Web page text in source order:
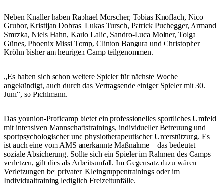
Neben Knaller haben Raphael Morscher, Tobias Knoflach, Nico
Grubor, Kristijan Dobras, Lukas Tursch, Patrick Puchegger, Armand
Smrzka, Niels Hahn, Karlo Lalic, Sandro-Luca Molner, Tolga
Günes, Phoenix Missi Tomp, Clinton Bangura und Christopher
Kröhn bisher am heurigen Camp teilgenommen.
„Es haben sich schon weitere Spieler für nächste Woche
angekündigt, auch durch das Vertragsende einiger Spieler mit 30.
Juni“, so Pichlmann.
Das younion-Proficamp bietet ein professionelles sportliches Umfeld
mit intensiven Mannschaftstrainings, individueller Betreuung und
sportpsychologischer und physiotherapeutischer Unterstützung. Es
ist auch eine vom AMS anerkannte Maßnahme – das bedeutet
soziale Absicherung. Sollte sich ein Spieler im Rahmen des Camps
verletzen, gilt dies als Arbeitsunfall. Im Gegensatz dazu wären
Verletzungen bei privaten Kleingruppentrainings oder im
Individualtraining lediglich Freizeitunfälle.